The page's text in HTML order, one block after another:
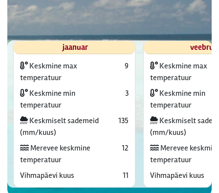
jaanuar
Keskmine max
temperatuur
9
Keskmine min
temperatuur
3
Keskmiselt sademeid
(mm/kuus)
135
Merevee keskmine
temperatuur
12
Vihmapäevi kuus 11
Keskmine max
temperatuur
Keskmine min
temperatuur
Keskmiselt
(mm/kuus)
Merevee
temperatuur
Vihmapäevi kuus